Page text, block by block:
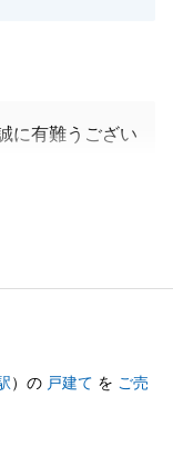
に有難うござい
トなスケジュー
上げます。
ことができまし
ります。
）の 戸建て を ご売